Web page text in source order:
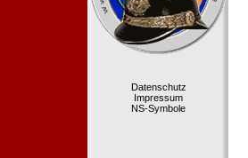
Datenschutz
Impressum
NS-Symbole